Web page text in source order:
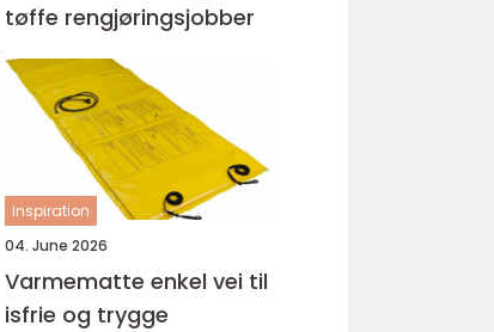
tøffe rengjøringsjobber
inspiration
04. June 2026
Varmematte enkel vei til
isfrie og trygge